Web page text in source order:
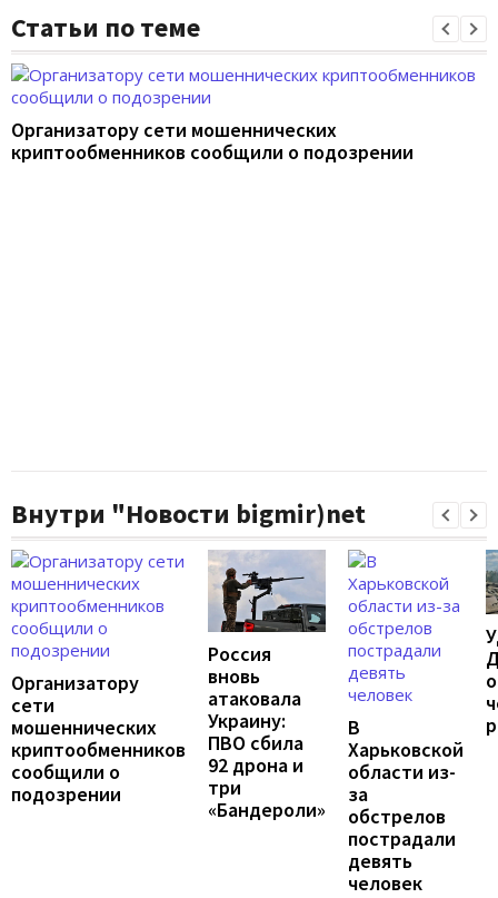
Статьи по теме
Организатору сети мошеннических
криптообменников сообщили о подозрении
Внутри "Новости bigmir)net
Организатору
сети
мошеннических
криптообменников
сообщили о
подозрении
Россия
вновь
атаковала
Украину:
ПВО сбила
92 дрона и
три
«Бандероли»
В
Харьковской
области из-
за
обстрелов
пострадали
девять
человек